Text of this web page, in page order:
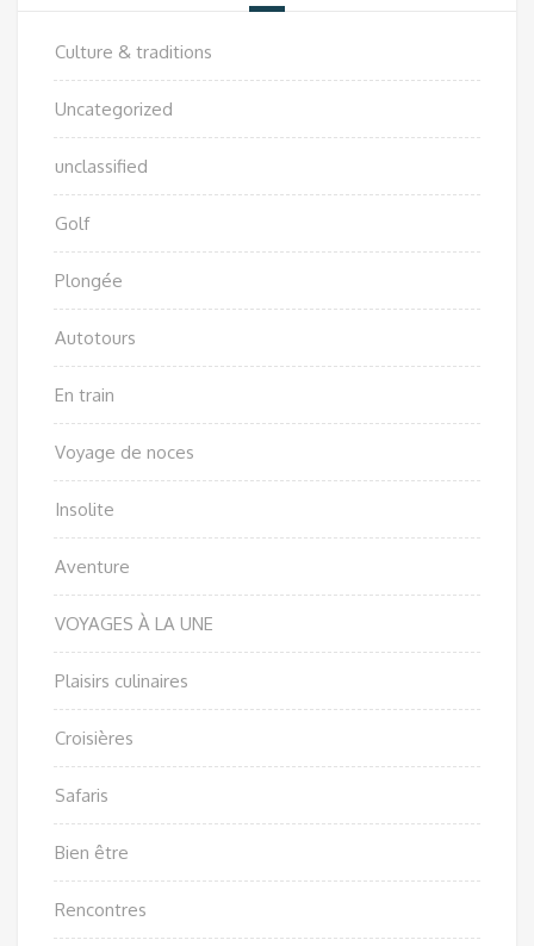
Culture & traditions
Uncategorized
unclassified
Golf
Plongée
Autotours
En train
Voyage de noces
Insolite
Aventure
VOYAGES À LA UNE
Plaisirs culinaires
Croisières
Safaris
Bien être
Rencontres